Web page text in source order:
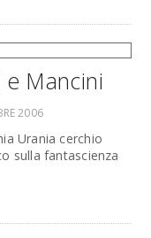
Mancini
2006
Urania cerchio
sulla fantascienza